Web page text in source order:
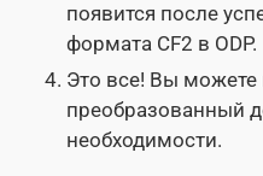
появится после
формата CF2 в ODP.
Это все! Вы можете
преобразованный
необходимости.